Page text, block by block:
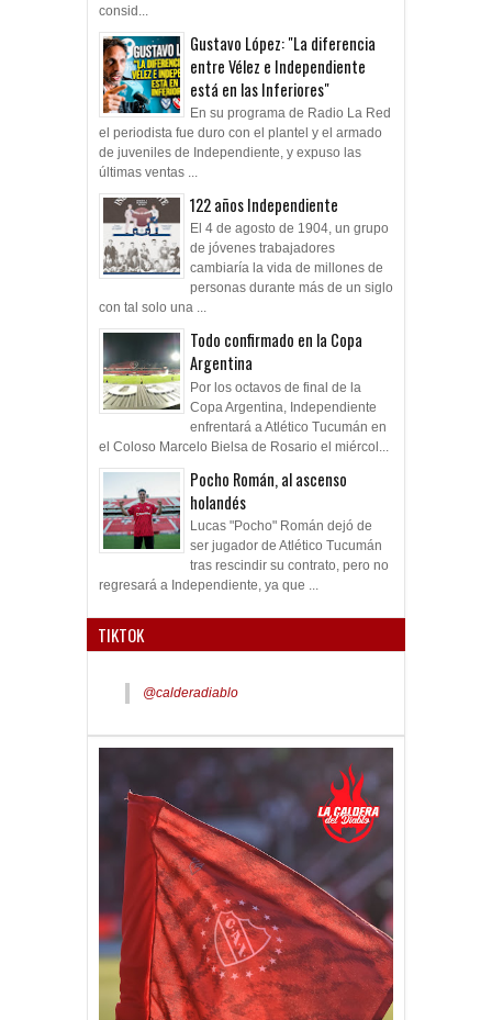
consid...
Gustavo López: "La diferencia
entre Vélez e Independiente
está en las Inferiores"
En su programa de Radio La Red
el periodista fue duro con el plantel y el armado
de juveniles de Independiente, y expuso las
últimas ventas ...
122 años Independiente
El 4 de agosto de 1904, un grupo
de jóvenes trabajadores
cambiaría la vida de millones de
personas durante más de un siglo
con tal solo una ...
Todo confirmado en la Copa
Argentina
Por los octavos de final de la
Copa Argentina, Independiente
enfrentará a Atlético Tucumán en
el Coloso Marcelo Bielsa de Rosario el miércol...
Pocho Román, al ascenso
holandés
Lucas "Pocho" Román dejó de
ser jugador de Atlético Tucumán
tras rescindir su contrato, pero no
regresará a Independiente, ya que ...
TIKTOK
@calderadiablo